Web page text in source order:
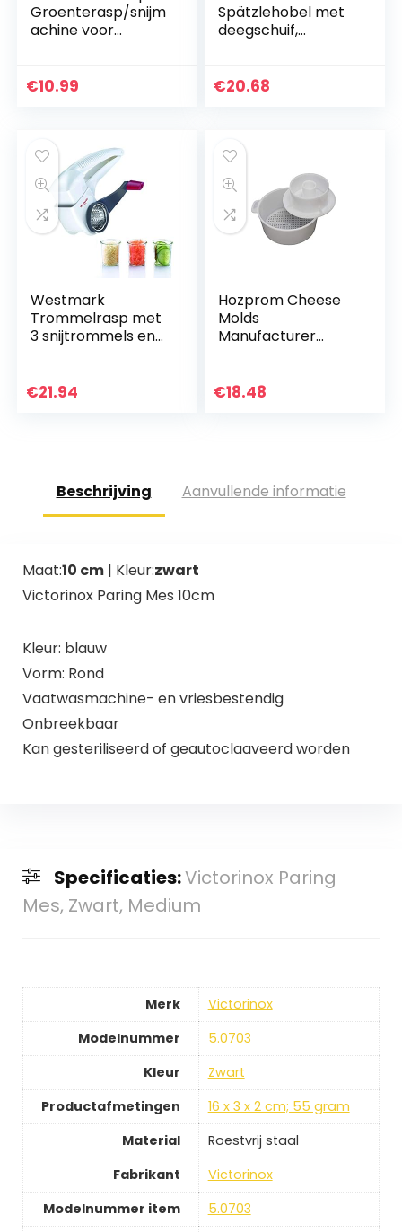
Groenterasp/snijm
achine voor
shredder met
€10.99
Spätzlehobel met
deegschuif,
kookpotten tot ø
€20.68
Westmark
Trommelrasp met
3 snijtrommels en
staal/kunststof,
€21.94
Hozprom Cheese
Molds
Manufacturer
drukcilinder | voor
€18.48
Beschrijving Aanvullende informatie
Maat:10 cm| Kleur:zwart
Victorinox Paring Mes 10cm
Kleur: blauw
Vorm: Rond
Vaatwasmachine- en vriesbestendig
Onbreekbaar
Kan gesteriliseerd of geautoclaaveerd worden
Specificaties:Victorinox Paring
Mes, Zwart, Medium
Merk
Victorinox
Modelnummer
5.0703
Kleur
Zwart
Productafmetingen
16 x 3 x 2 cm; 55 gram
Material
Roestvrij staal
Fabrikant
Victorinox
Modelnummer item
5.0703